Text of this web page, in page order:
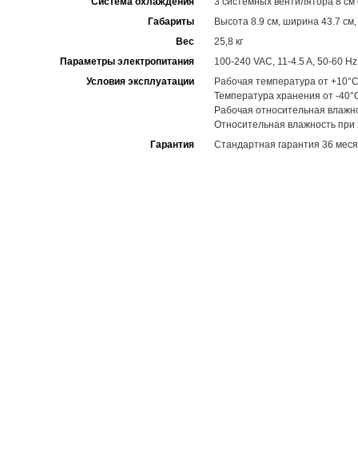
Габариты
Высота 8.9 см, ширина 43.7 см,
Вес
25,8 кг
Параметры электропитания
100-240 VAC, 11-4.5 A, 50-60 Hz
Условия эксплуатации
Рабочая температура от
Температура хранения от -
Рабочая относительная
Относительная влажность
Гарантия
Стандартная гарантия 36